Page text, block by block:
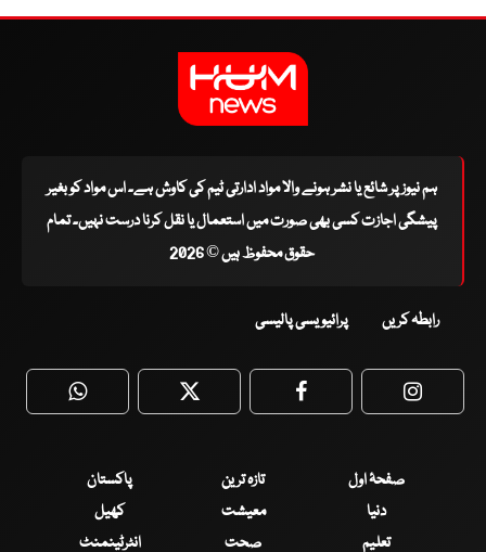
ہم نیوز پر شائع یا نشر ہونے والا مواد ادارتی ٹیم کی کاوش ہے۔ اس مواد کو بغیر
پیشگی اجازت کسی بھی صورت میں استعمال یا نقل کرنا درست نہیں۔ تمام
حقوق محفوظ ہیں © 2026
رابطہ کریں پرائیویسی پالیسی
WhatsApp Twitter Facebook
صفحۂ اول تازہ ترین
پاکستان
دنیا
معیشت
کھیل
تعلیم
صحت انٹرٹینمنٹ